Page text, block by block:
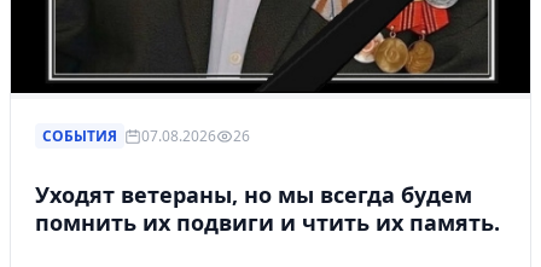
СОБЫТИЯ 07.08.2026 26
Уходят ветераны, но мы всегда будем
помнить их подвиги и чтить их память.